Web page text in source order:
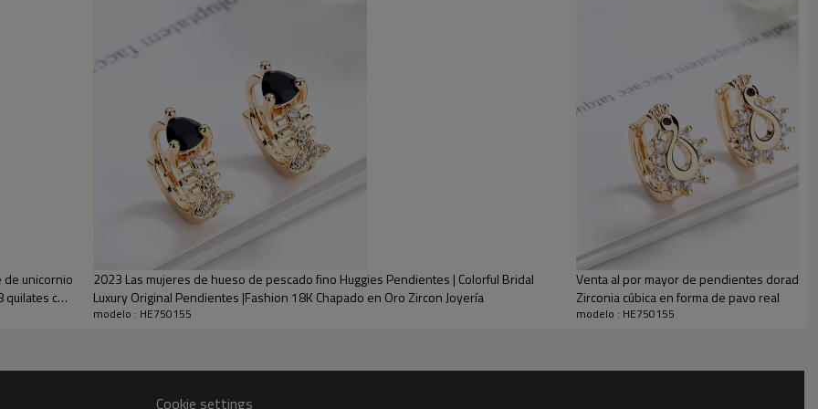
nuestros clientes obtienen sus productos satisfechos. W
Además, ofrecemos un excelente servicio postventa, si encuentra algún problema con
pueden comprar sin preocupaciones.
Blanco/Rojo/Negro
Oro 18K
de unicornio
con
2023 Las mujeres de hueso de pescado fino Huggies Pendientes | Colorful Bridal
Luxury Original Pendientes |Fashion 18K Chapado en Oro Zircon Joyería
modelo : HE750155
Venta al por mayor de pendientes dorados
Zirconia cúbica en forma de pavo real
modelo : HE750155
Cookie settings